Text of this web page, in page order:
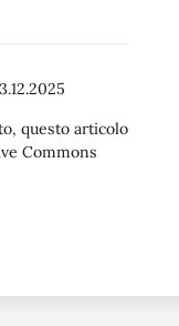
questo articolo
Commons